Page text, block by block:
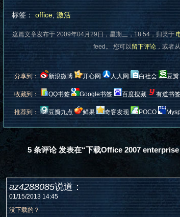
标签： office,激活
这篇文章发布于 2009年04月29日，星期三，18:54，归类于
feed。 您可以留下评论，或者
分享到： 新浪微博 开心网 人人网 白社会 豆瓣
收藏到： QQ书签 Google书签 百度搜藏 有道书签
推荐到： 豆瓣九点 鲜果 奇客发现 POCO
5 条评论 发表在“下载Office 2007
az4288085说道：
01/15/2013 14:45
没下载的？